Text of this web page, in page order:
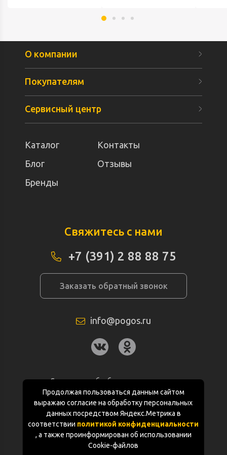
Продолжая пользоваться данным сайтом
выражаю согласие на обработку персональных
данных посредством Яндекс.Метрика в
соответствии политикой конфиденциальности
, а также проинформирован об использовании
Cookie-файлов
О компании
Покупателям
Сервисный центр
Каталог
Контакты
Блог
Отзывы
Бренды
Свяжитесь с нами
+7 (391) 2 88 88 75
Заказать обратный звонок
info@pogos.ru
Согласие на обработку персональных
данных
Политика конфиденциальности
Документация